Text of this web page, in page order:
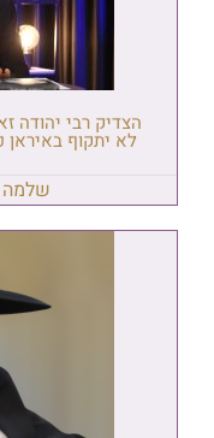
הצדיק רבי יהודה
לא יתקוף באיראן